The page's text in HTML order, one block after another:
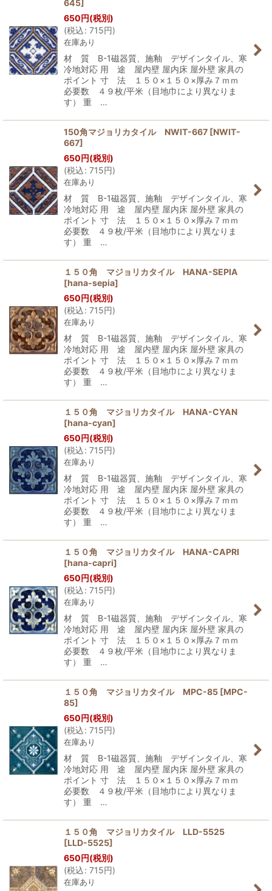
645]
650円(税別)
(税込: 715円)
在庫あり
材 質 B-1磁器質、施釉 デザインタイル、寒
冷地対応 用 途 屋内壁 屋内床 屋外壁 家具の
ポイント 寸 法 １５０×１５０×厚み７ｍｍ
必要数 ４９枚/平米（目地巾により異なりま
す） 重 …
150角マジョリカタイル NWIT-667 [NWIT-
667]
650円(税別)
(税込: 715円)
在庫あり
材 質 B-1磁器質、施釉 デザインタイル、寒
冷地対応 用 途 屋内壁 屋内床 屋外壁 家具の
ポイント 寸 法 １５０×１５０×厚み７ｍｍ
必要数 ４９枚/平米（目地巾により異なりま
す） 重 …
１５０角 マジョリカタイル HANA-SEPIA
[hana-sepia]
650円(税別)
(税込: 715円)
在庫あり
材 質 B-1磁器質、施釉 デザインタイル、寒
冷地対応 用 途 屋内壁 屋内床 屋外壁 家具の
ポイント 寸 法 １５０×１５０×厚み７ｍｍ
必要数 ４９枚/平米（目地巾により異なりま
す） 重 …
１５０角 マジョリカタイル HANA-CYAN
[hana-cyan]
650円(税別)
(税込: 715円)
在庫あり
材 質 B-1磁器質、施釉 デザインタイル、寒
冷地対応 用 途 屋内壁 屋内床 屋外壁 家具の
ポイント 寸 法 １５０×１５０×厚み７ｍｍ
必要数 ４９枚/平米（目地巾により異なりま
す） 重 …
１５０角 マジョリカタイル HANA-CAPRI
[hana-capri]
650円(税別)
(税込: 715円)
在庫あり
材 質 B-1磁器質、施釉 デザインタイル、寒
冷地対応 用 途 屋内壁 屋内床 屋外壁 家具の
ポイント 寸 法 １５０×１５０×厚み７ｍｍ
必要数 ４９枚/平米（目地巾により異なりま
す） 重 …
１５０角 マジョリカタイル MPC-85 [MPC-
85]
650円(税別)
(税込: 715円)
在庫あり
材 質 B-1磁器質、施釉 デザインタイル、寒
冷地対応 用 途 屋内壁 屋内床 屋外壁 家具の
ポイント 寸 法 １５０×１５０×厚み７ｍｍ
必要数 ４９枚/平米（目地巾により異なりま
す） 重 …
１５０角 マジョリカタイル LLD-5525
[LLD-5525]
650円(税別)
(税込: 715円)
在庫あり